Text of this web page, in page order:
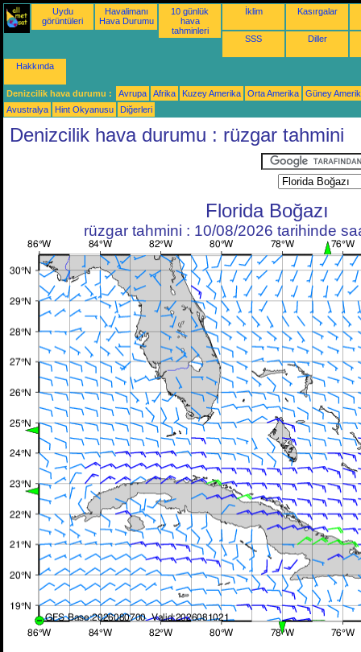
Uydu
görüntüleri
Havalimanı
Hava Durumu
10 günlük
hava
tahminleri
İklim Kasırgalar
SSS Diller
Hakkında
Denizcilik hava durumu : Avrupa Afrika Kuzey Amerika Orta Amerika
Güney
Avustralya
Hint Okyanusu Diğerleri
Denizcilik hava durumu : rüzgar tahmini
Florida Boğazı
rüzgar tahmini : 10/08/2026 tarihinde